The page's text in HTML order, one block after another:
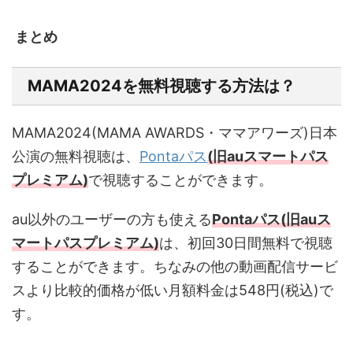
まとめ
MAMA2024を無料視聴する方法は？
MAMA2024(MAMA AWARDS・ママアワーズ)日本
公演の無料視聴は、 Pontaパス(旧auスマートパス
プレミアム)で視聴することができます。
au以外のユーザーの方も使えるPontaパス(旧auス
マートパスプレミアム)は、初回30日間無料で視聴
することができます。ちなみの他の動画配信サービ
スより比較的価格が低い月額料金は548円(税込)で
す。